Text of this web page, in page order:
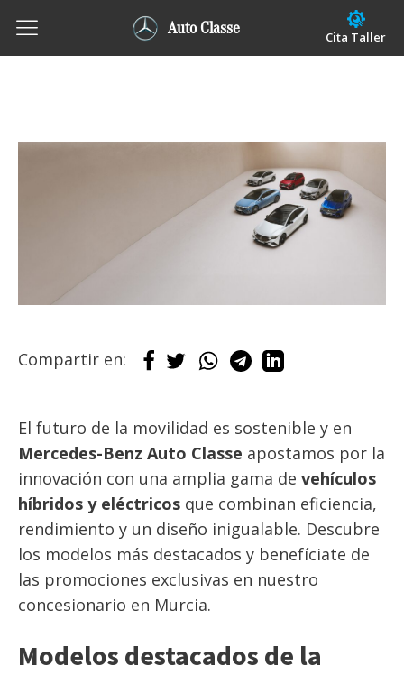
Auto Classe Cita Taller
Compartir en:
El futuro de la movilidad es sostenible y en
Mercedes-Benz Auto Classe apostamos por la
innovación con una amplia gama de vehículos
híbridos y eléctricos que combinan eficiencia,
rendimiento y un diseño inigualable. Descubre
los modelos más destacados y benefíciate de
las promociones exclusivas en nuestro
concesionario en Murcia.
Modelos destacados de la